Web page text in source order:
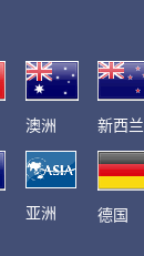
澳洲 新西兰
亚洲 德国